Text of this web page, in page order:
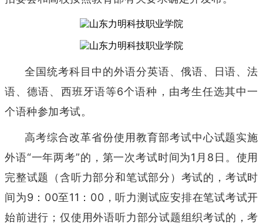
全国统考科目中的外语分英语、俄语、日语、法
语、德语、西班牙语等6个语种，由考生任选其中一
个语种参加考试。
高考综合改革省份使用教育部考试中心试题实施
外语“一年两考”的，第一次考试时间为1月8日。使用
完整试题（含听力部分和笔试部分）考试的，考试时
间为9：00至11：00，听力测试应安排在笔试考试开
始前进行；仅使用外语听力部分试题组织考试的，考